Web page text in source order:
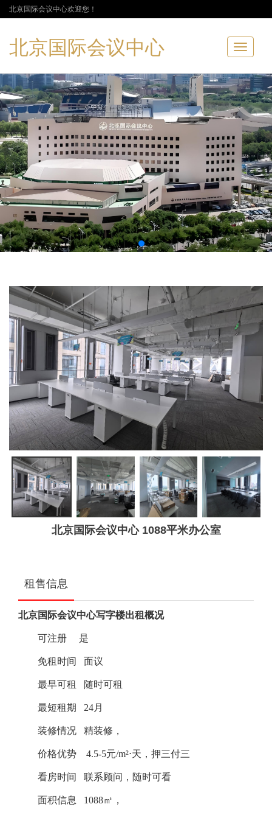
北京国际会议中心欢迎您！
北京国际会议中心
北京国际会议中心 1088平米办公室
租售信息
北京国际会议中心写字楼出租概况
可注册 是
免租时间 面议
最早可租 随时可租
最短租期 24月
装修情况 精装修，
价格优势 4.5-5元/m²⋅天，押三付三
看房时间 联系顾问，随时可看
面积信息 1088㎡，